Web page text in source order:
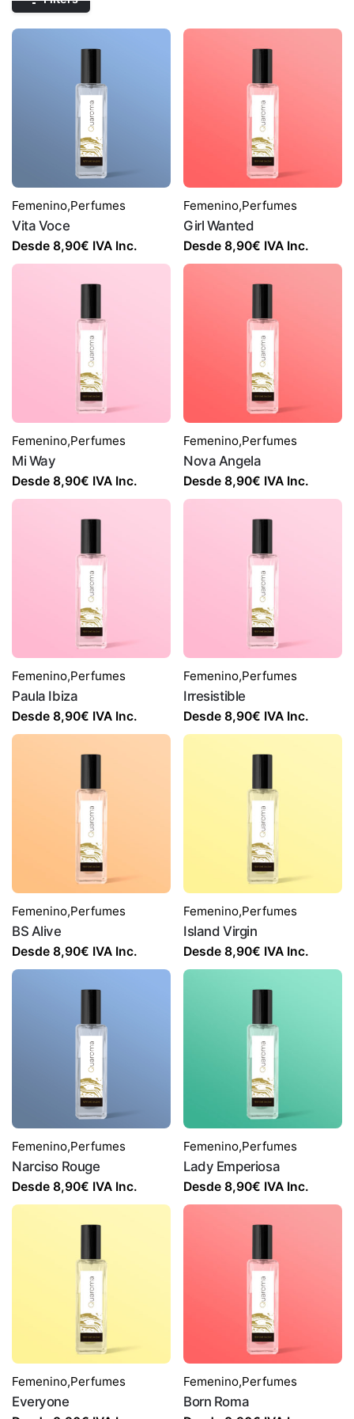
Femenino,Perfumes
Vita Voce
Desde 8,90€ IVA Inc.
Femenino,Perfumes
Girl Wanted
Desde 8,90€ IVA Inc.
Femenino,Perfumes
Mi Way
Desde 8,90€ IVA Inc.
Femenino,Perfumes
Nova Angela
Desde 8,90€ IVA Inc.
Femenino,Perfumes
Paula Ibiza
Desde 8,90€ IVA Inc.
Femenino,Perfumes
Irresistible
Desde 8,90€ IVA Inc.
Femenino,Perfumes
BS Alive
Desde 8,90€ IVA Inc.
Femenino,Perfumes
Island Virgin
Desde 8,90€ IVA Inc.
Femenino,Perfumes
Narciso Rouge
Desde 8,90€ IVA Inc.
Femenino,Perfumes
Lady Emperiosa
Desde 8,90€ IVA Inc.
Femenino,Perfumes
Everyone
Femenino,Perfumes
Born Roma